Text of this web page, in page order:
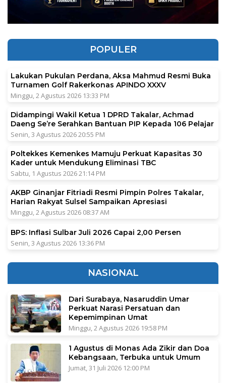
POPULER
Lakukan Pukulan Perdana, Aksa Mahmud Resmi Buka
Turnamen Golf Rakerkonas APINDO XXXV
Minggu, 2 Agustus 2026 13:33 PM
Didampingi Wakil Ketua 1 DPRD Takalar, Achmad
Daeng Se’re Serahkan Bantuan PIP Kepada 106 Pelajar
Senin, 3 Agustus 2026 20:55 PM
Poltekkes Kemenkes Mamuju Perkuat Kapasitas 30
Kader untuk Mendukung Eliminasi TBC
Sabtu, 1 Agustus 2026 21:14 PM
AKBP Ginanjar Fitriadi Resmi Pimpin Polres Takalar,
Harian Rakyat Sulsel Sampaikan Apresiasi
Minggu, 2 Agustus 2026 08:37 AM
BPS: Inflasi Sulbar Juli 2026 Capai 2,00 Persen
Senin, 3 Agustus 2026 13:36 PM
NASIONAL
Dari Surabaya, Nasaruddin Umar
Perkuat Narasi Persatuan dan
Kepemimpinan Umat
Minggu, 2 Agustus 2026 19:58 PM
1 Agustus di Monas Ada Zikir dan Doa
Kebangsaan, Terbuka untuk Umum
Jumat, 31 Juli 2026 12:00 PM